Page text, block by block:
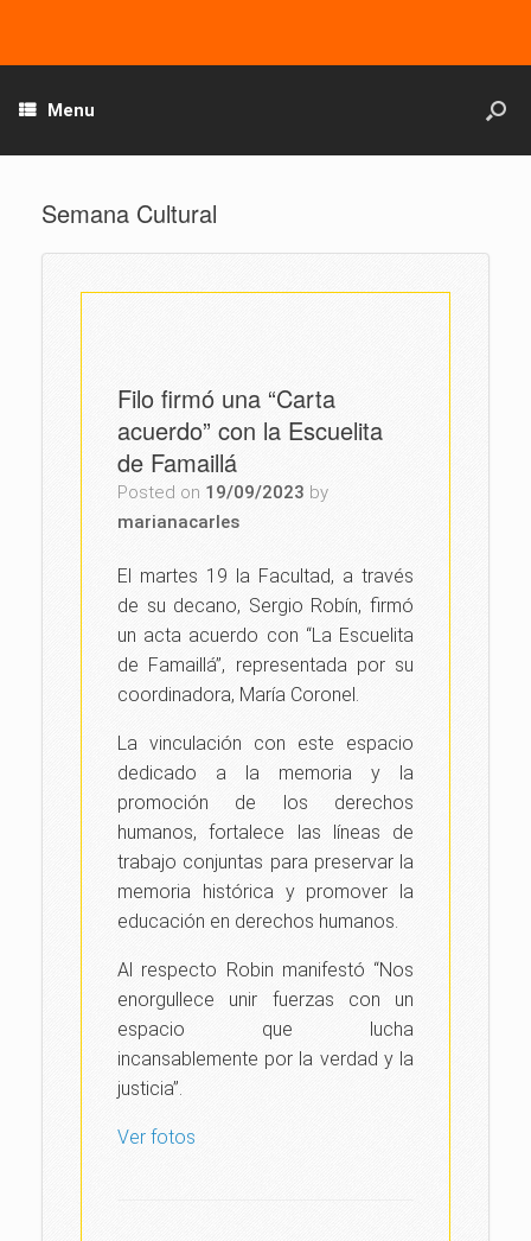
Menu
Semana Cultural
Filo firmó una “Carta
acuerdo” con la Escuelita
de Famaillá
Posted on 19/09/2023 by
marianacarles
El martes 19 la Facultad, a través
de su decano, Sergio Robín, firmó
un acta acuerdo con “La Escuelita
de Famaillá”, representada por su
coordinadora, María Coronel.
La vinculación con este espacio
dedicado a la memoria y la
promoción de los derechos
humanos, fortalece las líneas de
trabajo conjuntas para preservar la
memoria histórica y promover la
educación en derechos humanos.
Al respecto Robin manifestó “Nos
enorgullece unir fuerzas con un
espacio que lucha
incansablemente por la verdad y la
justicia”.
Ver fotos